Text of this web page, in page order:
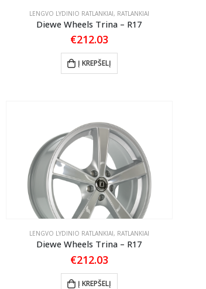
LENGVO LYDINIO RATLANKIAI, RATLANKIAI
Diewe Wheels Trina – R17
€212.03
Į KREPŠELĮ
LENGVO LYDINIO RATLANKIAI, RATLANKIAI
Diewe Wheels Trina – R17
€212.03
Į KREPŠELĮ